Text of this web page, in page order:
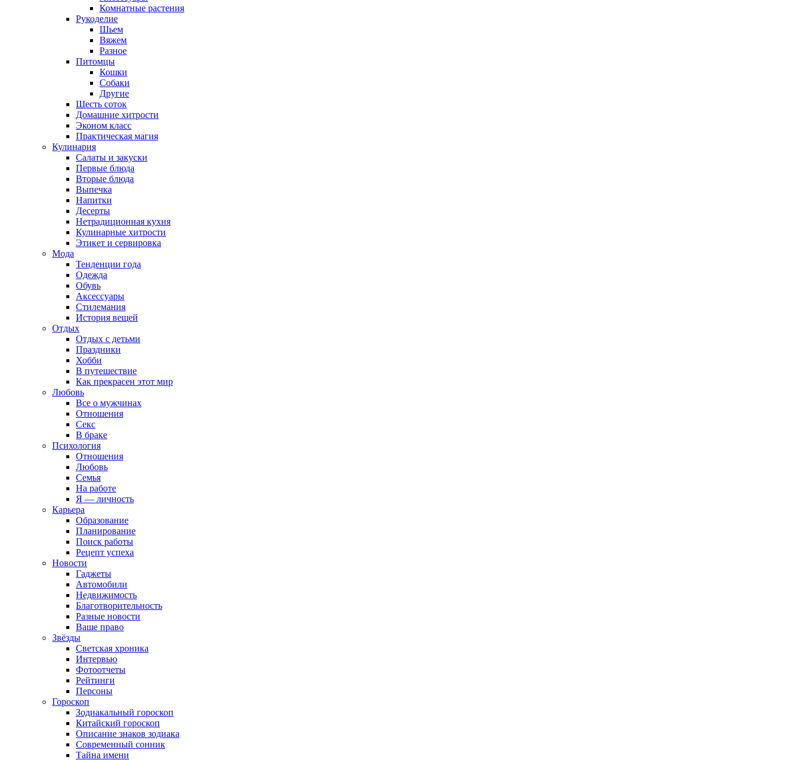
Комнатные растения
Рукоделие
Шьем
Вяжем
Разное
Питомцы
Кошки
Собаки
Другие
Шесть соток
Домашние хитрости
Эконом класс
Практическая магия
Кулинария
Салаты и закуски
Первые блюда
Вторые блюда
Выпечка
Напитки
Десерты
Нетрадиционная кухня
Кулинарные хитрости
Этикет и сервировка
Мода
Тенденции года
Одежда
Обувь
Аксессуары
Стилемания
История вещей
Отдых
Отдых с детьми
Праздники
Хобби
В путешествие
Как прекрасен этот мир
Любовь
Все о мужчинах
Отношения
Секс
В браке
Психология
Отношения
Любовь
Семья
На работе
Я — личность
Карьера
Образование
Планирование
Поиск работы
Рецепт успеха
Новости
Гаджеты
Автомобили
Недвижимость
Благотворительность
Разные новости
Ваше право
Звёзды
Светская хроника
Интервью
Фотоотчеты
Рейтинги
Персоны
Гороскоп
Зодиакальный гороскоп
Китайский гороскоп
Описание знаков зодиака
Современный сонник
Тайна имени